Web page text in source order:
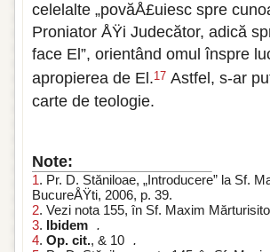
celelalte „povăÅ£uiesc spre
Proniator ÅŸi Judecător, adică
face El”, orientând omul înspre
apropierea de El.17 Astfel, s-ar
carte de teologie.
Note:
1. Pr. D. Stăniloae, „Introducere” la Sf.
BucureÅŸti, 2006, p. 39.
2. Vezi nota 155, în Sf. Maxim
3. Ibidem .
4. Op. cit., & 10 .